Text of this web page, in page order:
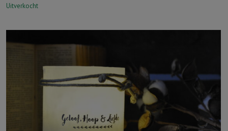
Uitverkocht